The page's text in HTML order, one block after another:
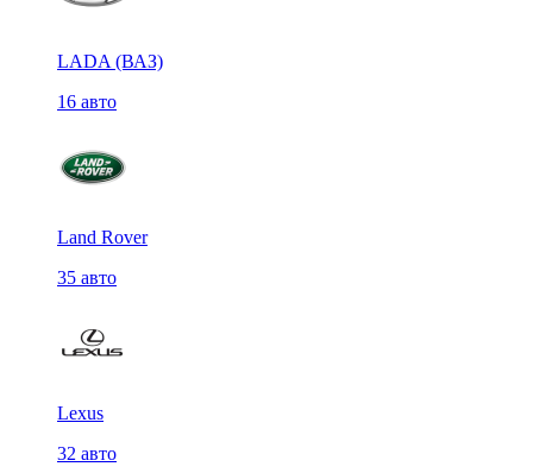
LADA (ВАЗ)
16 авто
Land Rover
35 авто
Lexus
32 авто